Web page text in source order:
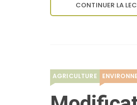
CONTINUER LA
AGRICULTURE